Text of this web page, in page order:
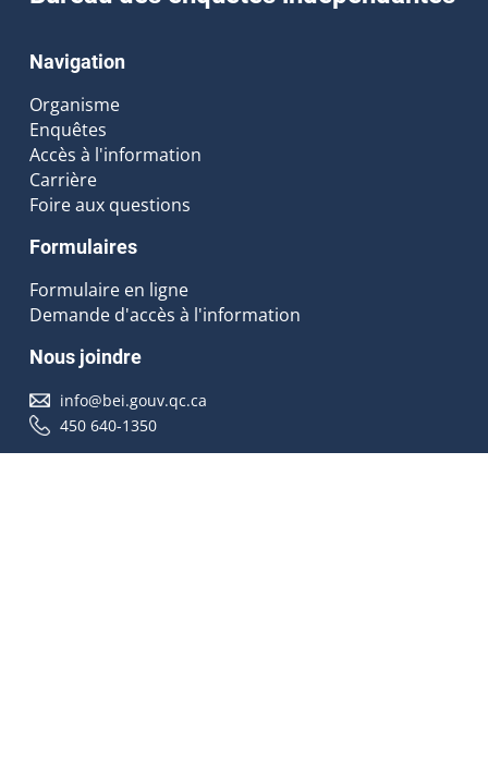
Navigation
Organisme
Enquêtes
Accès à l'information
Carrière
Foire aux questions
Formulaires
Formulaire en ligne
Demande d'accès à l'information
Nous joindre
info@bei.gouv.qc.ca
450 640-1350